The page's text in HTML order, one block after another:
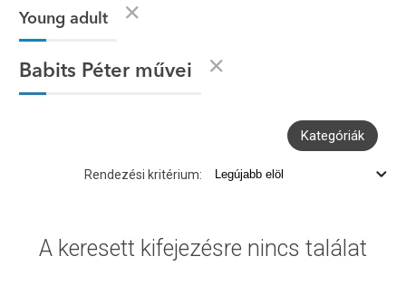
Young adult
Babits Péter művei
Kategóriák
Rendezési kritérium:
A keresett kifejezésre nincs találat